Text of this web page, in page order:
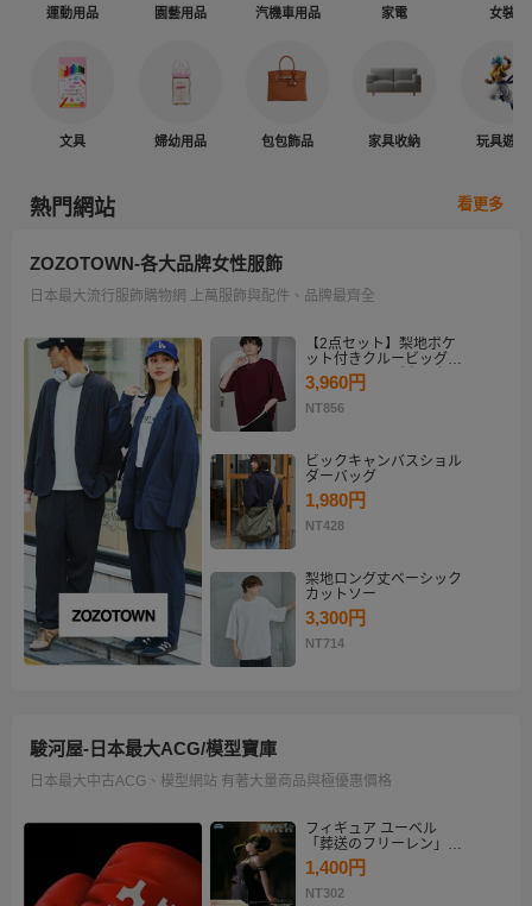
運動用品 園藝用品 汽機車用品 家電 女裝
文具 婦幼用品 包包飾品 家具收納 玩具遊戲
熱門網站 看更多
ZOZOTOWN-各大品牌女性服飾
日本最大流行服飾購物網 上萬服飾與配件、品牌最齊全
【2点セット】梨地ポケ
ット付きクルービッグT
シャツ＆ロングタンクト
ップアンサンブルセット
3,960円
NT856
ビックキャンバスショル
ダーバッグ
1,980円
NT428
梨地ロング丈ベーシック
カットソー
3,300円
NT714
駿河屋-日本最大ACG/模型寶庫
日本最大中古ACG、模型網站 有著大量商品與極優惠價格
フィギュア ユーベル
「葬送のフリーレン」
Desktop×Decorate
Collection“ユーベル”
1,400円
NT302